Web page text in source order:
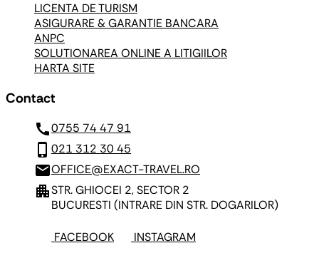
LICENTA DE TURISM
ASIGURARE & GARANTIE BANCARA
ANPC
SOLUTIONAREA ONLINE A LITIGIILOR
HARTA SITE
Contact
call0755 74 47 91
phone_iphone 021 312 30 45
mailOFFICE@EXACT-TRAVEL.RO
apartmentSTR. GHIOCEI 2, SECTOR 2
BUCURESTI (INTRARE DIN STR. DOGARILOR)
FACEBOOK INSTAGRAM